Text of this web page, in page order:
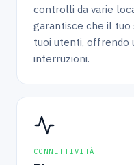
controlli da varie
garantisce che il tuo
tuoi utenti, offrendo
interruzioni.
CONNETTIVITÀ